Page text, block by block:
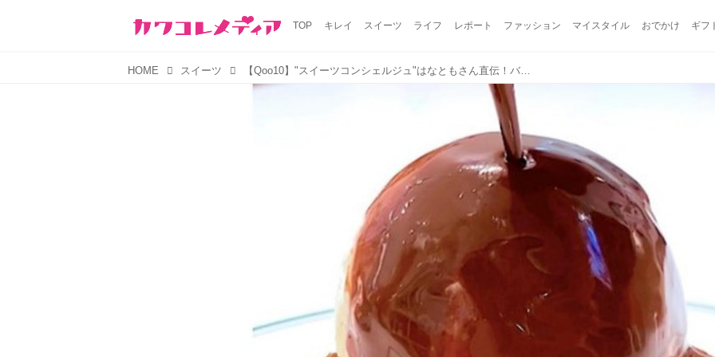
TOP キレイ スイーツ ライフ レポート ファッション マイスタイル おでかけ ギフ
HOME スイーツ 【Qoo10】"スイーツコンシェルジュ"はなともさん直伝！バレンタイン・ホワイトデーのトレンドは？